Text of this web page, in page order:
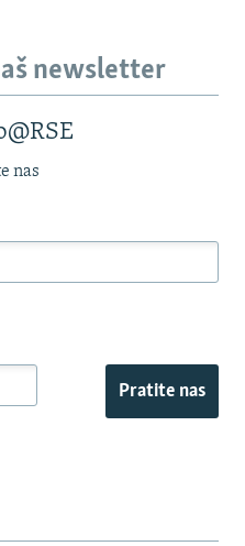
newsletter
nas
Pratite nas